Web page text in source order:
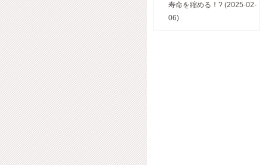
寿命を縮める！? (2025-02-
06)